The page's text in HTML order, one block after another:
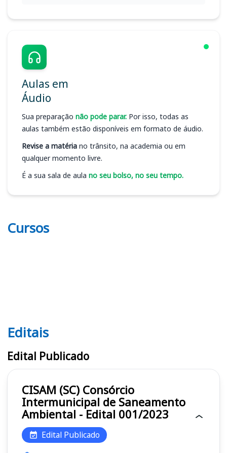
Aulas em
Áudio
Sua preparação não pode parar. Por isso, todas as
aulas também estão disponíveis em formato de áudio.
Revise a matéria no trânsito, na academia ou em
qualquer momento livre.
É a sua sala de aula no seu bolso, no seu tempo.
Cursos
Editais CISAM (SC)
Editais
Edital Publicado
CISAM (SC) Consórcio
Intermunicipal de Saneamento
Ambiental - Edital 001/2023
Edital Publicado